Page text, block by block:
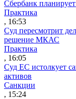
Сбербанк
Практика
, 16:53
Суд пересмотрит
решение МКАС
Практика
, 16:05
Суд ЕС истолкует
активов
Санкции
, 15:24